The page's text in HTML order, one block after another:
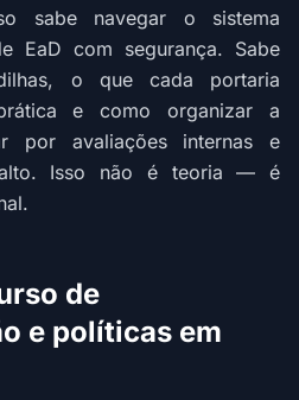
sabe navegar o sistema
EaD com segurança. Sabe
o que cada portaria
e como organizar a
por avaliações internas e
Isso não é teoria — é
de
e políticas em